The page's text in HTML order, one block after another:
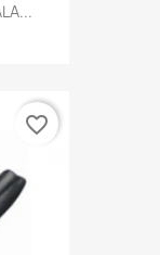
favorite_border